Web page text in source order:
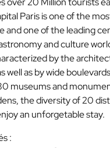
Paris is one of the
and one of the leading
and culture
by the
well as by wide
museums and
the diversity of 20
an unforgetable stay.
: